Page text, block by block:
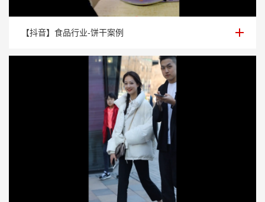
【抖音】食品行业-饼干案例
【抖音】食品行业-饼干案例